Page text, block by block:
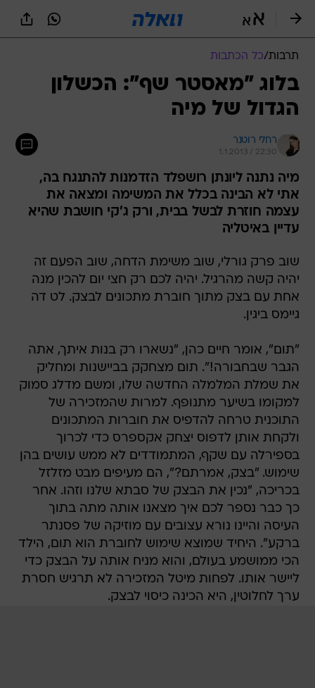
תרבות/כל הכתבות
בלוג "מאסטר שף": הכשלון
הגדול של מיה
רחלי רוטנר
1.1.2013 / 22:30
מיה נתנה ליונתן רושפלד הזדמנות להתנגח בה,
אתי לא הבינה בכלל את המשימה ומצאה את
עצמה חוזרת לבשל בבית, ורק ג'קי חושבת שהיא
עדיין באיטליה
שוב פרק גורלי, שוב משימת הדחה, שוב הפעם זה
יהיה קשה מהרגיל. יהיה לכם רק חצי יום להכין מנה
אחת עם בצק מתוך חוברת מתכונים לבצק. לט דה
גיימס ביגין.
"תום", אומר חיים כהן, "נשארו רק בנות איתך, אתה
הגבר שבחבורה!". תום מצחקק בביישנות ומחליק
את שמלת המלמלה החדשה שלו, ומשם מדלג סמוק
למקומו בשיער מתנופף. למרות שהמזכירה של
התוכנית טרחה להדפיס את חוברות המתכונים
ולקחת אותן לדפוס יצחק אקספרס כדי לכרוך
בספירלה עם שקף, המתמודדים לא ממש עושים בהן
שימוש. "בצק, אמרתם?", הם מעיפים מבט מזלזל
בכריכה, "נכין את הבצק של סבתא שלנו וזהו. אחר
כך כבר נספר לכם איך מצאנו אותה מתה בתוך
העיסה והיינו נורא עצובים עם מוזיקה של פסנתר
ברקע". היחיד שמוצא שימוש לחוברת הוא תום, הילד
הכי ממושמע בעולם, והוא מניח אותה על הבצק כדי
ליישר אותו. לפחות מיטל המזכירה לא תרגיש חסרת
ערך לחלוטין, היא הכינה כיסוי לבצק.